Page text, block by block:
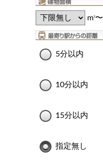
m2〜
5分以内
10分以内
15分以内
指定無し